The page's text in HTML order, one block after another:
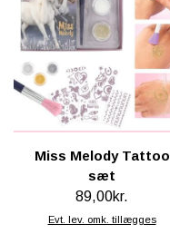
Miss Melody Tattoo
sæt
89,00kr.
Evt. lev. omk. tillægges